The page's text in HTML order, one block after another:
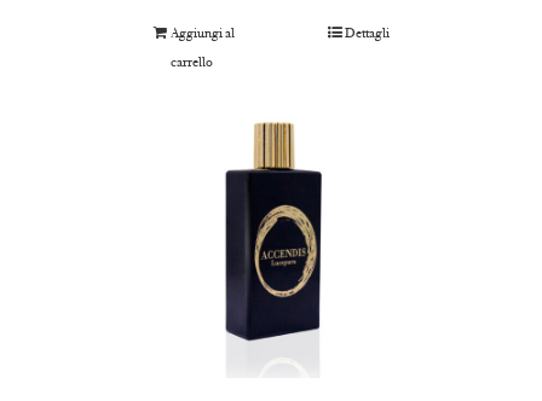
Aggiungi al
carrello
Dettagli